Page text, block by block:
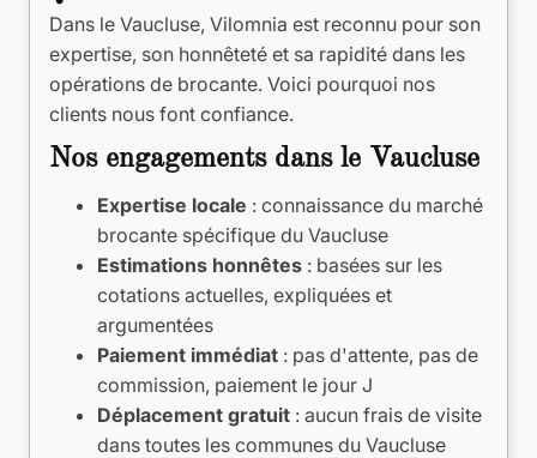
Dans le Vaucluse, Vilomnia est reconnu pour son
expertise, son honnêteté et sa rapidité dans les
opérations de brocante. Voici pourquoi nos
clients nous font confiance.
Nos engagements dans le Vaucluse
Expertise locale : connaissance du marché
brocante spécifique du Vaucluse
Estimations honnêtes : basées sur les
cotations actuelles, expliquées et
argumentées
Paiement immédiat : pas d'attente, pas de
commission, paiement le jour J
Déplacement gratuit : aucun frais de visite
dans toutes les communes du Vaucluse